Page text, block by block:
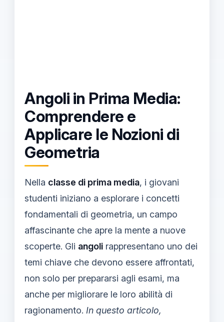
Angoli in Prima Media:
Comprendere e
Applicare le Nozioni di
Geometria
Nella classe di prima media, i giovani
studenti iniziano a esplorare i concetti
fondamentali di geometria, un campo
affascinante che apre la mente a nuove
scoperte. Gli angoli rappresentano uno dei
temi chiave che devono essere affrontati,
non solo per prepararsi agli esami, ma
anche per migliorare le loro abilità di
ragionamento. In questo articolo,